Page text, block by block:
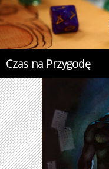
Przejdź
do
treści
Czas na Przygodę